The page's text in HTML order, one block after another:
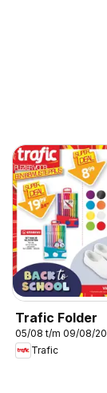
Trafic Folder
05/08 t/m 09/08/
Trafic